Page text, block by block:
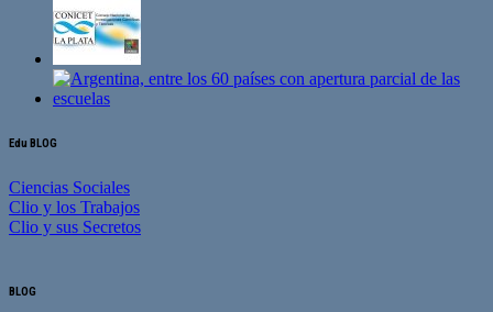
Edu BLOG
Ciencias Sociales
Clio y los Trabajos
Clio y sus Secretos
BLOG